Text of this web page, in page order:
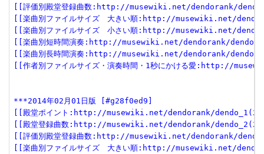
[[評価別殿堂登録曲数:http://musewiki.net/dendorank/
[[楽曲別ファイルサイズ　大きい順:http://musewiki.net/
[[楽曲別ファイルサイズ　小さい順:http://musewiki.net/
[[楽曲別短時間演奏:http://musewiki.net/dendorank/
[[楽曲別長時間演奏:http://musewiki.net/dendorank/
[[作者別ファイルサイズ・演奏時間・1秒にかける愛:http://
***2014年02月01日版 [#g28f0ed9]
[[殿堂ポイント:http://musewiki.net/dendorank/
[[殿堂登録曲数:http://musewiki.net/dendorank/
[[評価別殿堂登録曲数:http://musewiki.net/dendorank/
[[楽曲別ファイルサイズ　大きい順:http://musewiki.net/